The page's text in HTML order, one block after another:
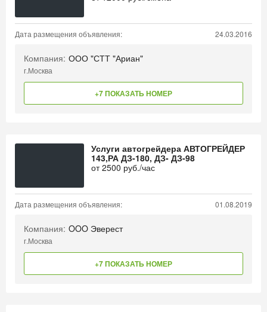
Дата размещения объявления: 24.03.2016
Компания: ООО "СТТ "Ариан"
г.Москва
+7 ПОКАЗАТЬ НОМЕР
Услуги автогрейдера АВТОГРЕЙДЕР
143,РА ДЗ-180, ДЗ- ДЗ-98
от2500 руб./час
Дата размещения объявления: 01.08.2019
Компания: OOO Эверест
г.Москва
+7 ПОКАЗАТЬ НОМЕР